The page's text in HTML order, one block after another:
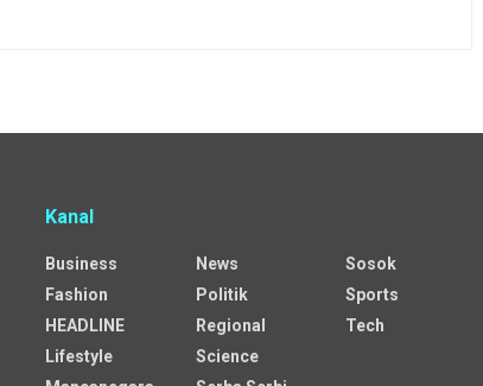
Kanal
Business
Fashion
HEADLINE
Lifestyle
News
Politik
Regional
Science
Sosok
Sports
Tech